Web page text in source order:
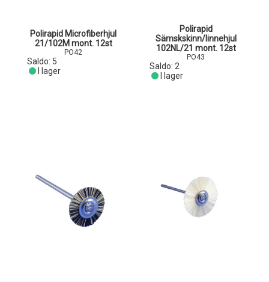
Polirapid Microfiberhjul
21/102M mont. 12st
PO42
Saldo: 5
I lager
Polirapid
Sämskskinn/linnehjul
102NL/21 mont. 12st
PO43
Saldo: 2
I lager